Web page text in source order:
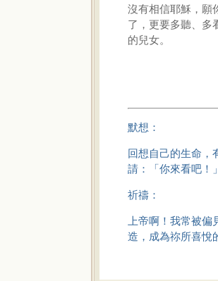
沒有相信耶穌，願
了，更要多聽、多
的兒女。
默想：
回想自己的生命，
請：「你來看吧！
祈禱：
上帝啊！我常被
造，成為祢所喜悅